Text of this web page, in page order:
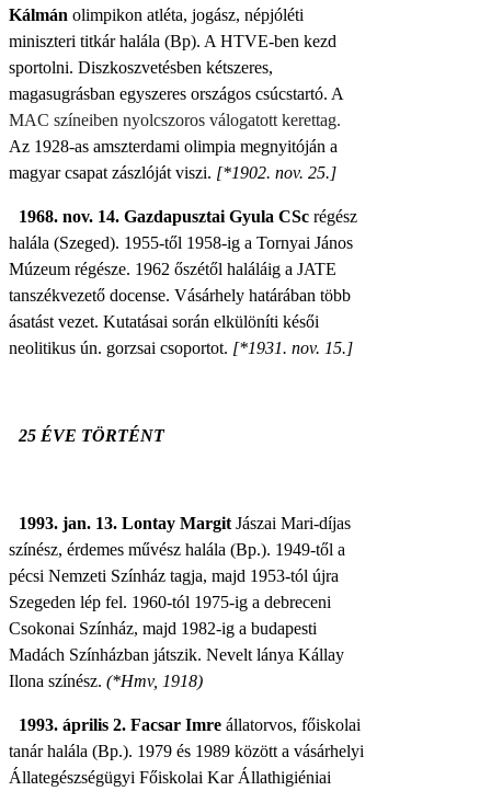
Kálmán olimpikon atléta, jogász, népjóléti
miniszteri titkár halála (Bp). A HTVE-ben kezd
sportolni. Diszkoszvetésben kétszeres,
magasugrásban egyszeres országos csúcstartó. A
MAC színeiben nyolcszoros válogatott kerettag.
Az 1928-as amszterdami olimpia megnyitóján a
magyar csapat zászlóját viszi. [*1902. nov. 25.]
1968. nov. 14. Gazdapusztai GyulaCScrégész
halála (Szeged). 1955-től 1958-ig a Tornyai János
Múzeum régésze. 1962 őszétől haláláig a JATE
tanszékvezető docense. Vásárhely határában több
ásatást vezet. Kutatásai során elkülöníti késői
neolitikus ún. gorzsai csoportot. [*1931. nov. 15.]
25 ÉVE TÖRTÉNT
1993. jan. 13. Lontay MargitJászai Mari-díjas
színész, érdemes művész halála (Bp.). 1949-től a
pécsi Nemzeti Színház tagja, majd 1953-tól újra
Szegeden lép fel. 1960-tól 1975-ig a debreceni
Csokonai Színház, majd 1982-ig a budapesti
Madách Színházban játszik. Nevelt lánya Kállay
Ilona színész. (*Hmv, 1918)
1993. április 2. Facsar Imreállatorvos, főiskolai
tanár halála (Bp.). 1979 és 1989 között a vásárhelyi
Állategészségügyi Főiskolai Kar Állathigiéniai